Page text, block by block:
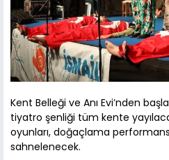
Kent Belleği ve Anı Evi’nden
tiyatro şenliği tüm kente
oyunları, doğaçlama
sahnelenecek.